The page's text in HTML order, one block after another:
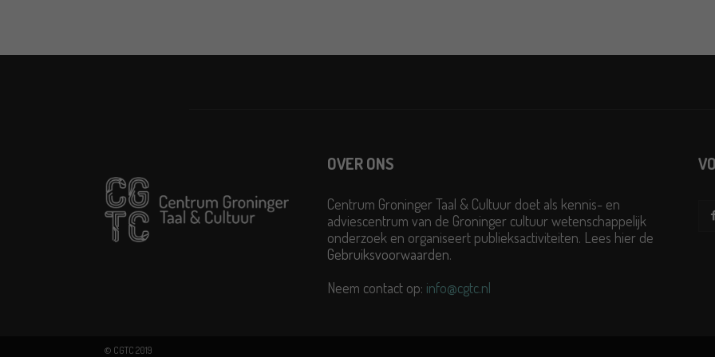
OVER ONS
Centrum Groninger Taal & Cultuur doet als kennis- en
adviescentrum van de Groninger cultuur wetenschappelijk
onderzoek en organiseert publieksactiviteiten. Lees hier de
Gebruiksvoorwaarden.
Neem contact op: info@cgtc.nl
© CGTC 2019